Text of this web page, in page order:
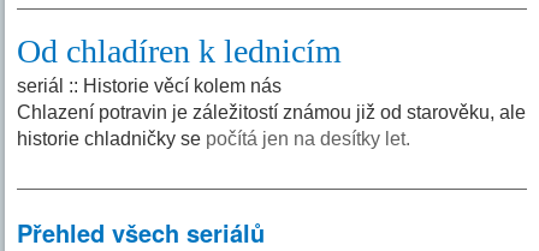
Od chladíren k lednicím
seriál :: Historie věcí kolem nás
Chlazení potravin je záležitostí známou již od starověku, ale
historie chladničky se počítá jen na desítky let.
Přehled všech seriálů